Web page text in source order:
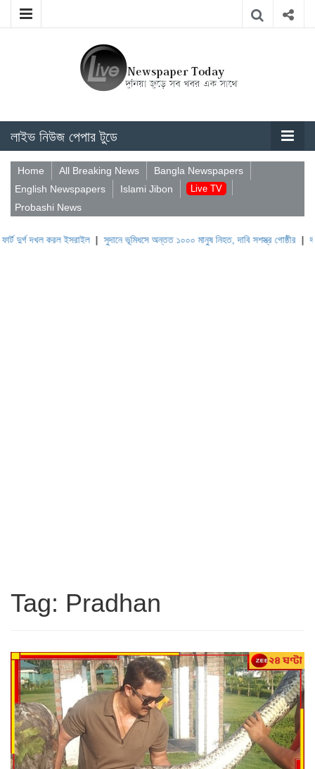
লাইভ নিউজ পেপার টুডে
Home All Breaking News
Bangla Newspapers
English Newspapers
Islami Jibon Live TV
Probashi News
দুর্গ দখল করল ইসরাইল|সুদানে ভূমিধসে অন্তত ১০০০ মানুষ নিহত, দাবি সশস্ত্র গোষ্ঠীর|
Tag: Pradhan